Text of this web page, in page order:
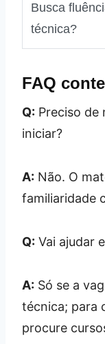
Busca
técnica?
FAQ
Q: Preciso de
iniciar?
A: Não. O
familiaridade
Q: Vai ajudar
A: Só se a
técnica; para
procure